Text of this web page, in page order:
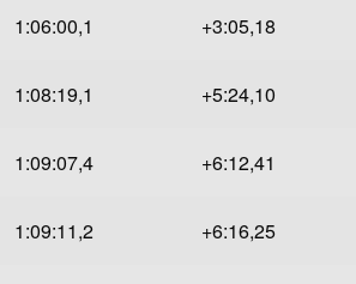
1:06:00,1 +3:05,18
1:08:19,1 +5:24,10
1:09:07,4 +6:12,41
1:09:11,2 +6:16,25